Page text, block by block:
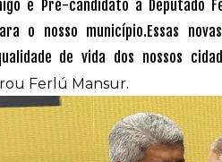
e Pré-candidato a Deputado
o nosso município.Essas
de vida dos nossos
Ferlú Mansur.